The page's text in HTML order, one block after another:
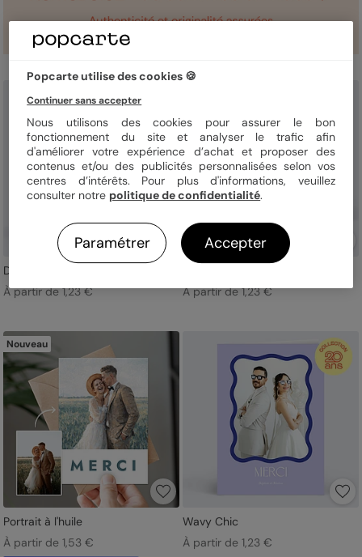
Deux prénoms photo
À partir de 1,23 €
À partir de 1,23 €
Nouveau
Portrait à l'huile
À partir de 1,53 €
Wavy Chic
À partir de 1,23 €
Popcarte utilise des cookies 🍪
Continuer sans accepter
Nous utilisons des cookies pour assurer le bon
fonctionnement du site et analyser le trafic afin
d'améliorer votre expérience d’achat et proposer des
contenus et/ou des publicités personnalisées selon vos
centres d’intérêts. Pour plus d'informations, veuillez
consulter notre politique de confidentialité.
Paramétrer Accepter